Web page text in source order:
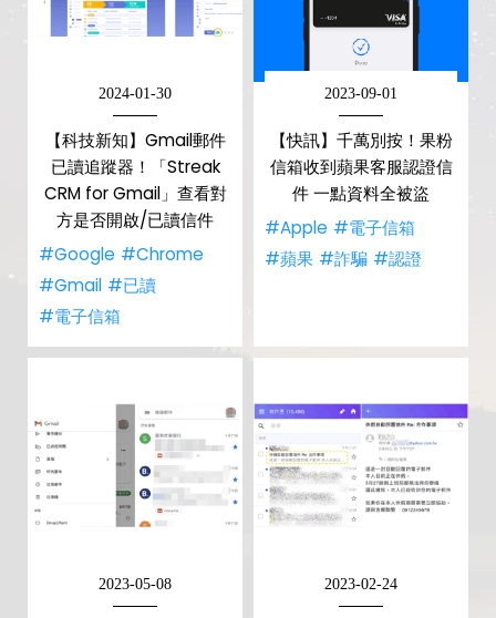
2024-01-30
【科技新知】Gmail郵件
已讀追蹤器！「Streak
CRM for Gmail」查看對
方是否開啟/已讀信件
#Google #Chrome
#Gmail #已讀
#電子信箱
2023-09-01
【快訊】千萬別按！果粉
信箱收到蘋果客服認證信
件 一點資料全被盜
#Apple #電子信箱
#蘋果 #詐騙 #認證
2023-05-08 2023-02-24